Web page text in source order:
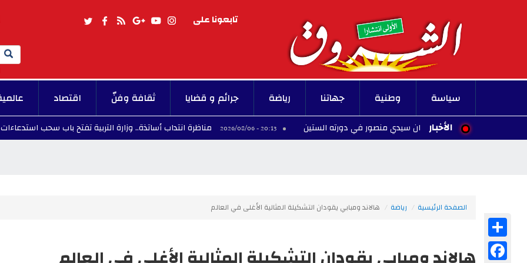
تابعونا على
Search
سياسة وطنية جهاتنا رياضة جرائم و قضايا ثقافة وفنّ اقتصاد
الأخبار
ومتنوعة لمهرجان سيدي منصور في دورته الستين 20:13 - 2026/08/06 مناظرة انتداب أساتذة.. وزارة التربية تفتح باب سحب استدعاءات الاختبار
الصفحة الرئيسية رياضة هالاند ومبابي يقودان التشكيلة المثالية الأغلى في العالم
Facebook